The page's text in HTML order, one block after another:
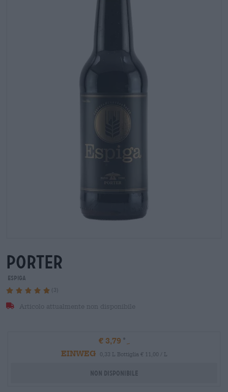
porter
Espiga
(3)
Articolo attualmente non disponibile
€ 3,79
EINWEG
0,33 L Bottiglia € 11,00 / L
Non disponibile